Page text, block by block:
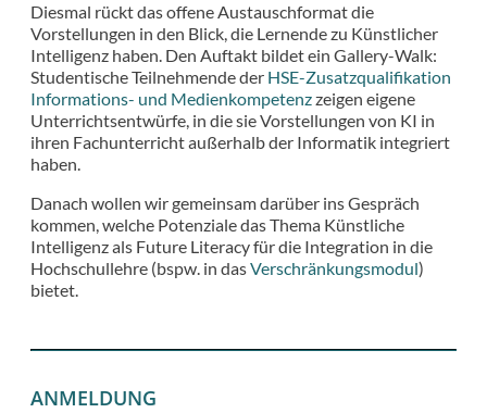
Diesmal rückt das offene Austauschformat die
Vorstellungen in den Blick, die Lernende zu Künstlicher
Intelligenz haben. Den Auftakt bildet ein Gallery-Walk:
Studentische Teilnehmende der HSE-Zusatzqualifikation
Informations- und Medienkompetenzzeigen eigene
Unterrichtsentwürfe, in die sie Vorstellungen von KI in
ihren Fachunterricht außerhalb der Informatik integriert
haben.
Danach wollen wir gemeinsam darüber ins Gespräch
kommen, welche Potenziale das Thema Künstliche
Intelligenz als Future Literacy für die Integration in die
Hochschullehre (bspw. in dasVerschränkungsmodul)
bietet.
ANMELDUNG